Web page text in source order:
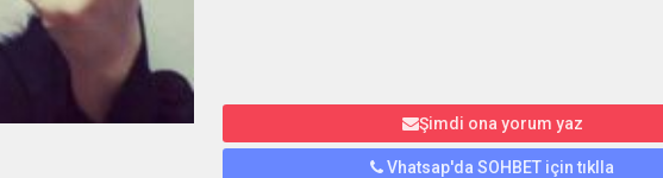
Şimdi ona yorum yaz
Vhatsap'da SOHBET için tıklla